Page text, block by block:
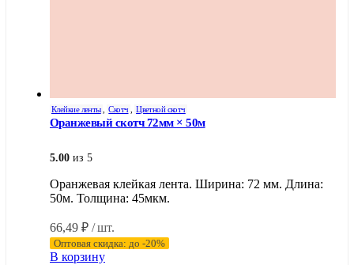
Клейкие ленты, Скотч , Цветной скотч
Оранжевый скотч 72мм × 50м
5.00 из 5
Оранжевая клейкая лента. Ширина: 72 мм. Длина:
50м. Толщина: 45мкм.
66,49 ₽ / шт.
Оптовая скидка: до -20%
В корзину